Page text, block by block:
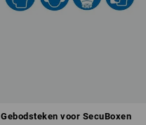
Gebodsteken voor SecuBoxen